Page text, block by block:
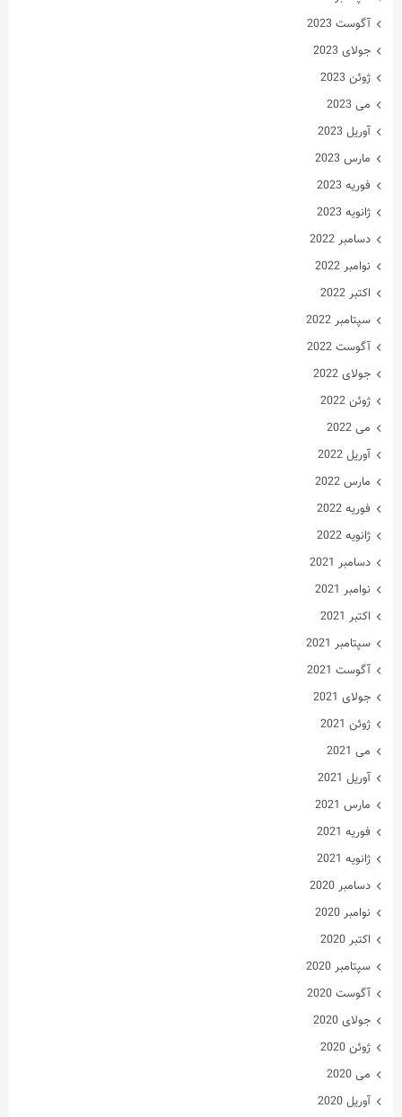
آگوست 2023
جولای 2023
ژوئن 2023
می 2023
آوریل 2023
مارس 2023
فوریه 2023
ژانویه 2023
دسامبر 2022
نوامبر 2022
اکتبر 2022
سپتامبر 2022
آگوست 2022
جولای 2022
ژوئن 2022
می 2022
آوریل 2022
مارس 2022
فوریه 2022
ژانویه 2022
دسامبر 2021
نوامبر 2021
اکتبر 2021
سپتامبر 2021
آگوست 2021
جولای 2021
ژوئن 2021
می 2021
آوریل 2021
مارس 2021
فوریه 2021
ژانویه 2021
دسامبر 2020
نوامبر 2020
اکتبر 2020
سپتامبر 2020
آگوست 2020
جولای 2020
ژوئن 2020
می 2020
آوریل 2020